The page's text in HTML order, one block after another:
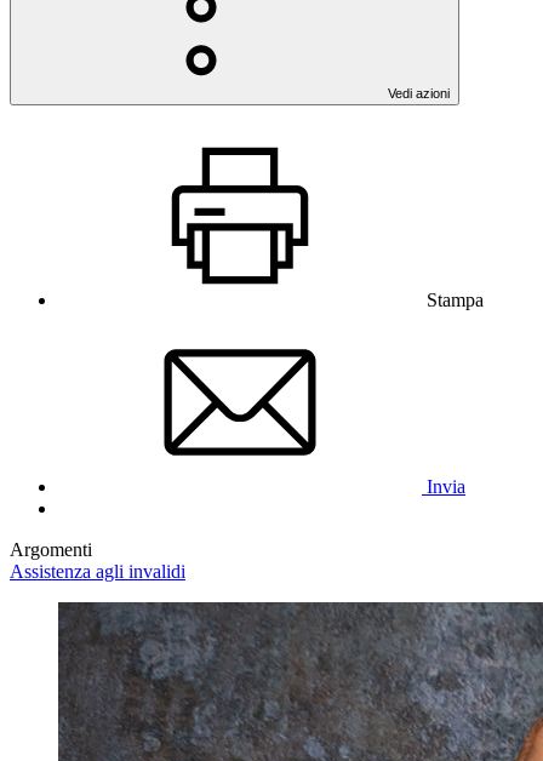
Vedi azioni
Stampa
Invia
Argomenti
Assistenza agli invalidi